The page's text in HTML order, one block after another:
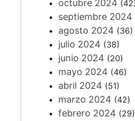
octubre 2024 (42)
septiembre 2024
agosto 2024 (36)
julio 2024 (38)
junio 2024 (20)
mayo 2024 (46)
abril 2024 (51)
marzo 2024 (42)
febrero 2024 (29)